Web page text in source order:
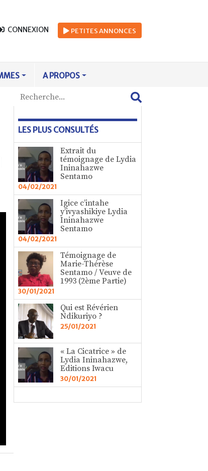
CONNEXION PETITESANNONCES
A PROPOS
LES PLUS CONSULTÉS
Extrait du
témoignage de Lydia
Ininahazwe
Sentamo
04/02/2021
Igice c’intahe
y’ivyashikiye Lydia
Ininahazwe
Sentamo
04/02/2021
Témoignage de
Marie-Thérèse
Sentamo / Veuve de
1993 (2ème Partie)
30/01/2021
Qui est Révérien
Ndikuriyo ?
25/01/2021
« La Cicatrice » de
Lydia Ininahazwe,
Editions Iwacu
30/01/2021